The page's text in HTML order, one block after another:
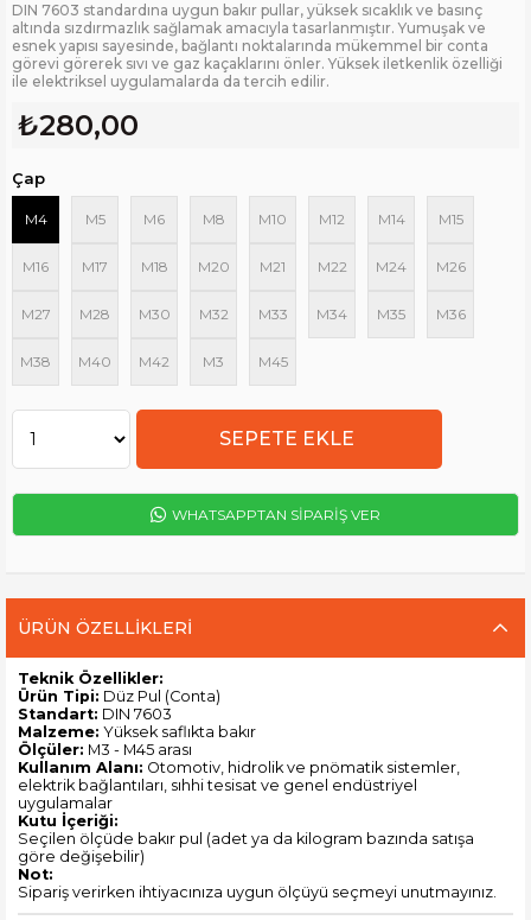
DIN 7603 standardına uygun bakır pullar, yüksek sıcaklık ve basınç
altında sızdırmazlık sağlamak amacıyla tasarlanmıştır. Yumuşak ve
esnek yapısı sayesinde, bağlantı noktalarında mükemmel bir conta
görevi görerek sıvı ve gaz kaçaklarını önler. Yüksek iletkenlik özelliği
ile elektriksel uygulamalarda da tercih edilir.
₺280,00
Çap
M4 M5 M6 M8 M10 M12 M14 M15
M16 M17 M18 M20 M21 M22 M24 M26
M27 M28 M30 M32 M33 M34 M35 M36
M38 M40 M42 M3 M45
WHATSAPPTAN SİPARİŞ VER
ÜRÜN ÖZELLIKLERI
Teknik Özellikler:
Ürün Tipi: Düz Pul (Conta)
Standart: DIN 7603
Malzeme: Yüksek saflıkta bakır
Ölçüler: M3 - M45 arası
Kullanım Alanı: Otomotiv, hidrolik ve pnömatik sistemler,
elektrik bağlantıları, sıhhi tesisat ve genel endüstriyel
uygulamalar
Kutu İçeriği:
Seçilen ölçüde bakır pul (adet ya da kilogram bazında satışa
göre değişebilir)
Not:
Sipariş verirken ihtiyacınıza uygun ölçüyü seçmeyi unutmayınız.